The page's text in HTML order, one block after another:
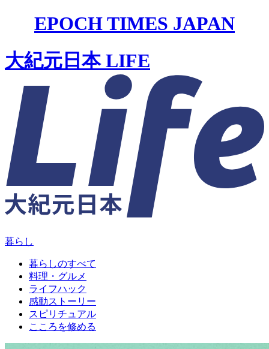
EPOCH TIMES JAPAN
大紀元日本 LIFE
暮らし
暮らしのすべて
料理・グルメ
ライフハック
感動ストーリー
スピリチュアル
こころを修める